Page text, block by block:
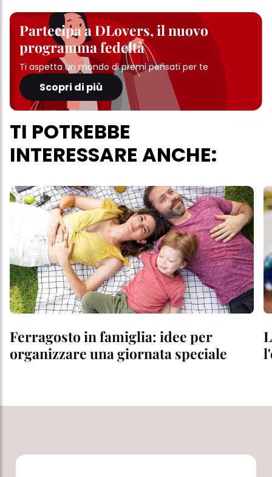
Partecipa a DLovers, il nuovo
programma fedeltà
Ti aspetta un mondo di premi pensati per te
Scopri di più
TI POTREBBE
INTERESSARE ANCHE:
Ferragosto in famiglia: idee per
organizzare una giornata speciale